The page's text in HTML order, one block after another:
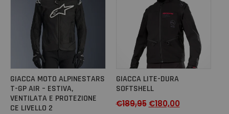
GIACCA MOTO ALPINESTARS
T-GP AIR – ESTIVA,
VENTILATA E PROTEZIONE
CE LIVELLO 2
GIACCA LITE-DURA
SOFTSHELL
€189,95 €180,00